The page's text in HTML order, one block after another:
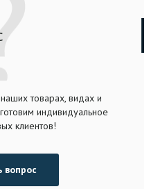
товарах, видах и
индивидуальное
клиентов!
вопрос